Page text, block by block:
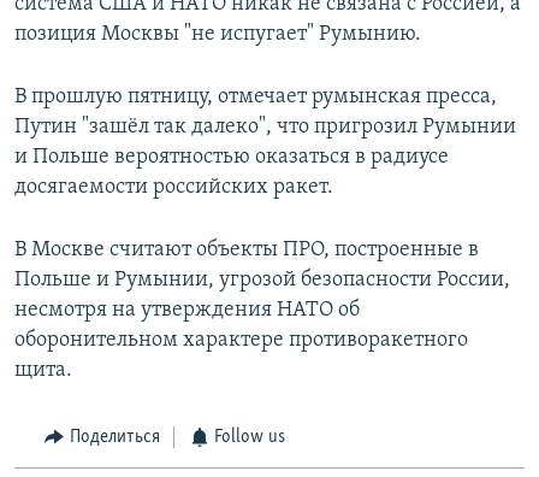
система США и НАТО никак не связана с Россией, а
позиция Москвы "не испугает" Румынию.
В прошлую пятницу, отмечает румынская пресса,
Путин "зашёл так далеко", что пригрозил Румынии
и Польше вероятностью оказаться в радиусе
досягаемости российских ракет.
В Москве считают объекты ПРО, построенные в
Польше и Румынии, угрозой безопасности России,
несмотря на утверждения НАТО об
оборонительном характере противоракетного
щита.
Поделиться Follow us